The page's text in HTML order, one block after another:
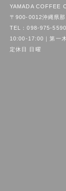
YAMADA COFFEE
〒900-0012沖縄県
TEL：098-975-5590
10:00-17:00｜第一
定休日 日曜